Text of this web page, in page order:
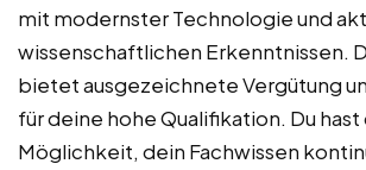
mit modernster Technologie und
wissenschaftlichen Erkenntnissen.
bietet ausgezeichnete Vergütung
für deine hohe Qualifikation. Du hast
Möglichkeit, dein Fachwissen